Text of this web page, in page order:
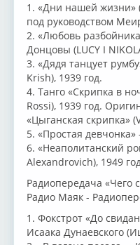
1. «Дни нашей жизни»
под руководством
2. «Любовь
Донцовы (LUCY I
3. «Дядя танцует
Krish), 1939 год.
4. Танго «Скрипка в
Rossi), 1939 год.
«Цыганская скрипка»
5. «Простая
6. «Неаполитанский
Alexandrovich), 1949
Радиопередача «Чего
Радио Маяк -
1. Фокстрот «До
Исаака Дунаевского